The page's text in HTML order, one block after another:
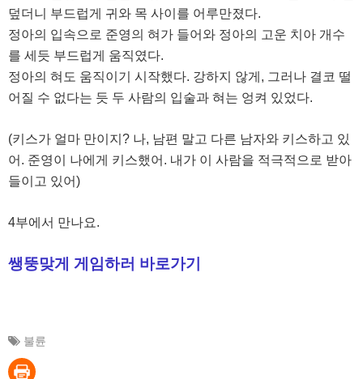
덮더니 부드럽게 귀와 목 사이를 어루만졌다.
정아의 입속으로 준영의 혀가 들어와 정아의 고운 치아 개수
를 세듯 부드럽게 움직였다.
정아의 혀도 움직이기 시작했다. 강하지 않게, 그러나 결코 떨
어질 수 없다는 듯 두 사람의 입술과 혀는 엉켜 있었다.
(키스가 얼마 만이지? 나, 남편 말고 다른 남자와 키스하고 있
어. 준영이 나에게 키스했어. 내가 이 사람을 적극적으로 받아
들이고 있어)
4부에서 만나요.
쌩뚱맞게 게임하러 바로가기
불륜